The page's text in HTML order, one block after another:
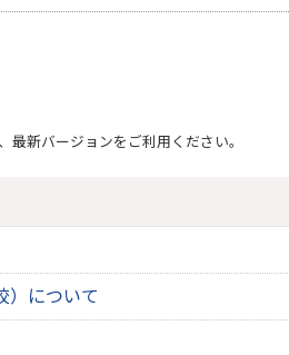
最新バージョンをご利用ください。
）について